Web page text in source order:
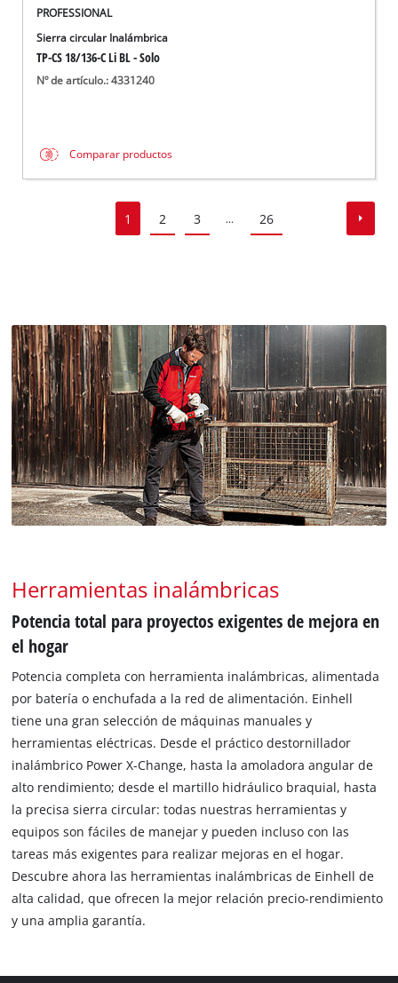
PROFESSIONAL
Sierra circular Inalámbrica
TP-CS 18/136-C Li BL - Solo
Nº de artículo.: 4331240
Comparar productos
1 2 3 ... 26
Herramientas inalámbricas
Potencia total para proyectos exigentes de mejora en
el hogar
Potencia completa con herramienta inalámbricas, alimentada
por batería o enchufada a la red de alimentación. Einhell
tiene una gran selección de máquinas manuales y
herramientas eléctricas. Desde el práctico destornillador
inalámbrico Power X-Change, hasta la amoladora angular de
alto rendimiento; desde el martillo hidráulico braquial, hasta
la precisa sierra circular: todas nuestras herramientas y
equipos son fáciles de manejar y pueden incluso con las
tareas más exigentes para realizar mejoras en el hogar.
Descubre ahora las herramientas inalámbricas de Einhell de
alta calidad, que ofrecen la mejor relación precio-rendimiento
y una amplia garantía.